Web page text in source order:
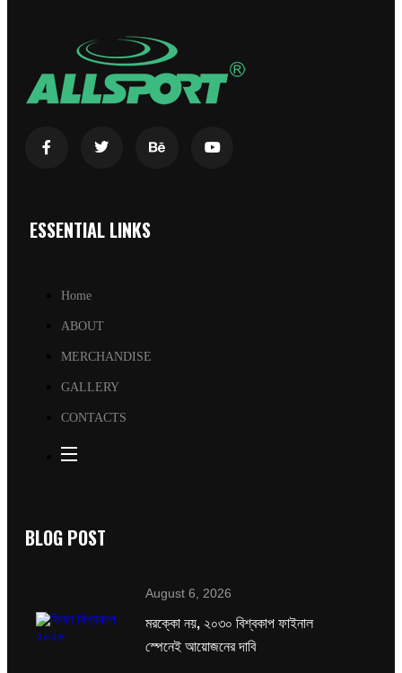
ESSENTIAL LINKS
Home
ABOUT
MERCHANDISE
GALLERY
CONTACTS
BLOG POST
August 6, 2026
মরক্কো নয়, ২০৩০ বিশ্বকাপ ফাইনাল
স্পেনেই আয়োজনের দাবি